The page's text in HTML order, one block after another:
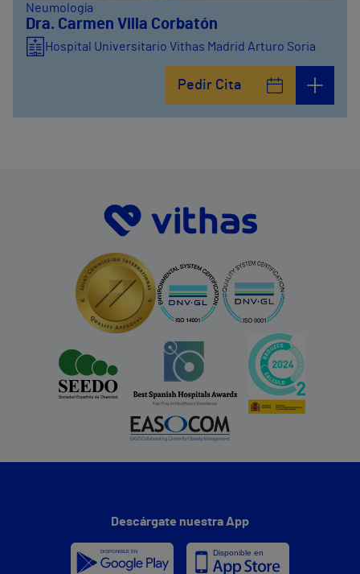
Neumología
Dra. Carmen Villa Corbatón
Hospital Universitario Vithas Madrid Arturo Soria
Pedir Cita
Descárgate nuestra App